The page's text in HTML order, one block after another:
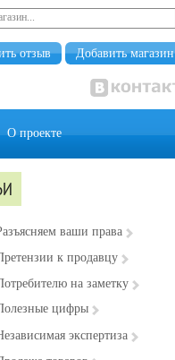
отзыв Добавить магазин
О проекте
ваши права
к продавцу
на заметку
цифры
экспертиза